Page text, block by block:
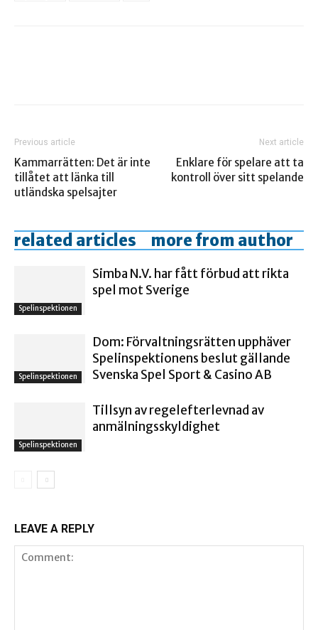
Previous article
Kammarrätten: Det är inte
tillåtet att länka till
utländska spelsajter
Next article
Enklare för spelare att ta
kontroll över sitt spelande
related articles more from author
Spelinspektionen
Simba N.V. har fått förbud att rikta
spel mot Sverige
Spelinspektionen
Dom: Förvaltningsrätten upphäver
Spelinspektionens beslut gällande
Svenska Spel Sport & Casino AB
Spelinspektionen
Tillsyn av regelefterlevnad av
anmälningsskyldighet
LEAVE A REPLY